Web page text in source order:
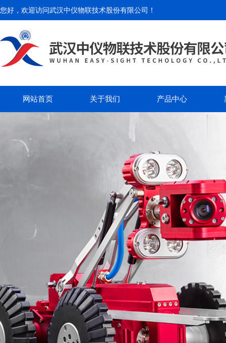
您好，欢迎访问武汉中仪物联技术股份有限公司 ！
网站首页 关于我们 产品中心